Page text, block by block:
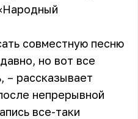
совместную песню
но вот все
– рассказывает
непрерывной
все-таки